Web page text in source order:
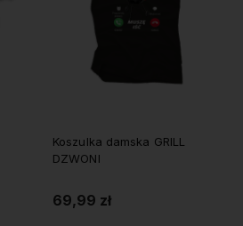
Koszulka damska GRILL
DZWONI
69,99 zł